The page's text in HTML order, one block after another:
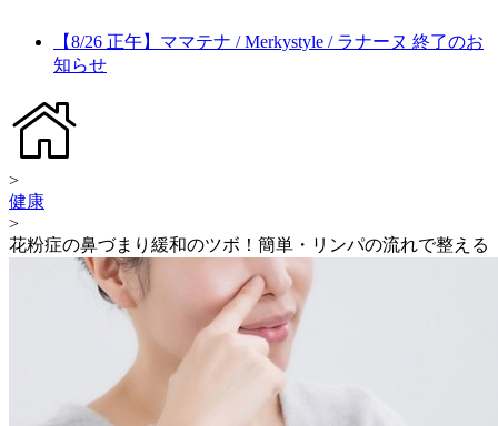
【8/26 正午】ママテナ / Merkystyle / ラナーヌ 終了のお
知らせ
>
健康
>
花粉症の鼻づまり緩和のツボ！簡単・リンパの流れで整える